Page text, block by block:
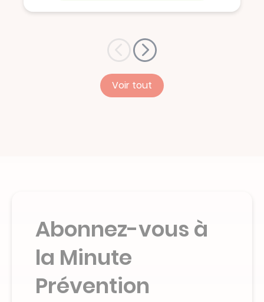
Voir tout
Abonnez-vous à
la Minute
Prévention